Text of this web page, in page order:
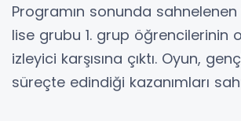
Programın sonunda sahnelenen
lise grubu 1. grup öğrencilerinin
izleyici karşısına çıktı. Oyun,
süreçte edindiği kazanımları